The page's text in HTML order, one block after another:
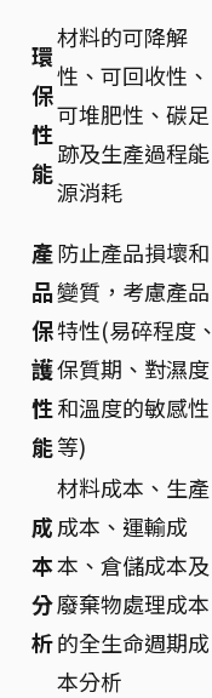
環
保
性
能
材料的可降解
性、可回收性、
可堆肥性、碳足
跡及生產過程能
源消耗
產
品
保
護
性
能
防止產品損壞和
變質，考慮產品
特性(易碎程度、
保質期、對濕度
和溫度的敏感性
等)
成
本
分
析
材料成本、生產
成本、運輸成
本、倉儲成本及
廢棄物處理成本
的全生命週期成
本分析